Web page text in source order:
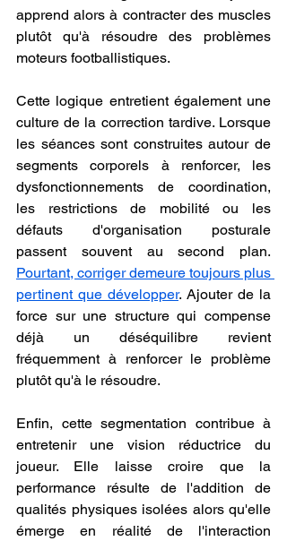
apprend alors à contracter des muscles
plutôt qu'à résoudre des problèmes
moteurs footballistiques.
Cette logique entretient également une
culture de la correction tardive. Lorsque
les séances sont construites autour de
segments corporels à renforcer, les
dysfonctionnements de coordination,
les restrictions de mobilité ou les
défauts d'organisation posturale
Pourtant, corriger demeure toujours plus
pertinent que développer. Ajouter de la
force sur une structure qui compense
déjà un déséquilibre revient
fréquemment à renforcer le problème
plutôt qu'à le résoudre.
Enfin, cette segmentation contribue à
entretenir une vision réductrice du
joueur. Elle laisse croire que la
performance résulte de l'addition de
qualités physiques isolées alors qu'elle
émerge en réalité de l'interaction